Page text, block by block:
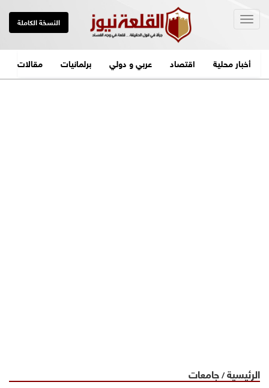
النسخة الكاملة
أخبار محلية اقتصاد عربي و دولي برلمانيات مقالات
الرئيسية/جامعات